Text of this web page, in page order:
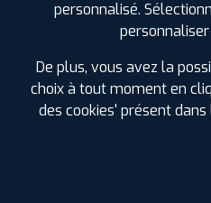
Symboles et
personnalisé.
De plus, vous avez la
choix à tout moment en
des cookies' présent